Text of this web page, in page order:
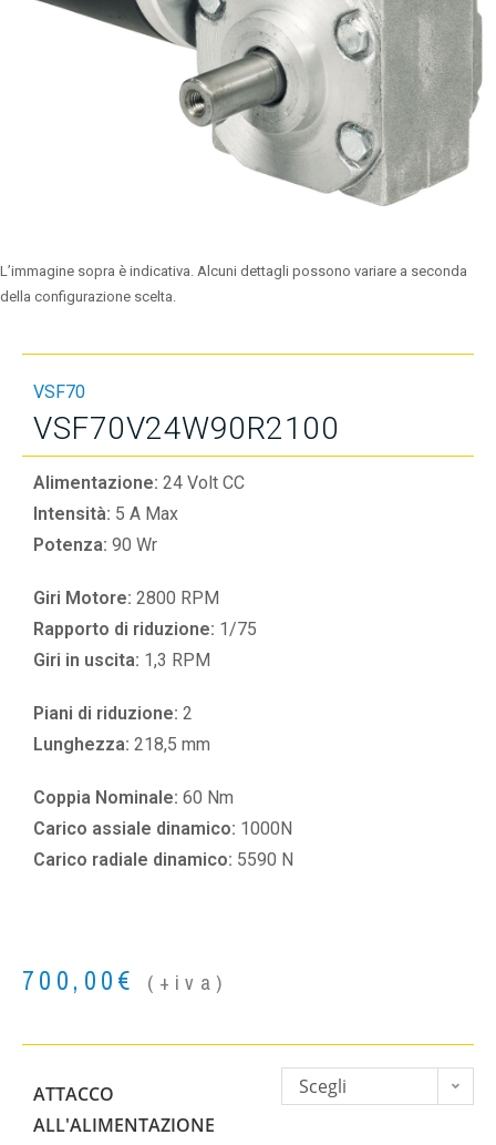
L’immagine sopra è indicativa. Alcuni dettagli possono variare a seconda
della configurazione scelta.
VSF70
VSF70V24W90R2100
Alimentazione: 24 Volt CC
Intensità: 5 A Max
Potenza: 90 Wr
Giri Motore: 2800 RPM
Rapporto di riduzione: 1/75
Giri in uscita: 1,3 RPM
Piani di riduzione: 2
Lunghezza: 218,5 mm
Coppia Nominale: 60 Nm
Carico assiale dinamico: 1000N
Carico radiale dinamico: 5590 N
700,00€ (+iva)
ATTACCO
ALL'ALIMENTAZIONE
Scegli